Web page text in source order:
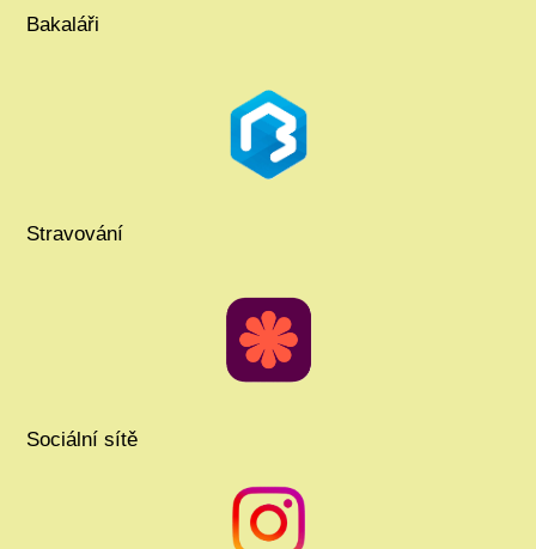
Bakaláři
Stravování
Sociální sítě